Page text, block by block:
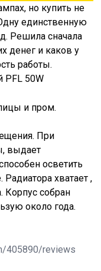
но купить не
единственную
Решила сначала
денег и каков у
работы.
PFL 50W
и пром.
При
выдает
осветить
хватает ,
Корпус собран
около года.
405890/reviews